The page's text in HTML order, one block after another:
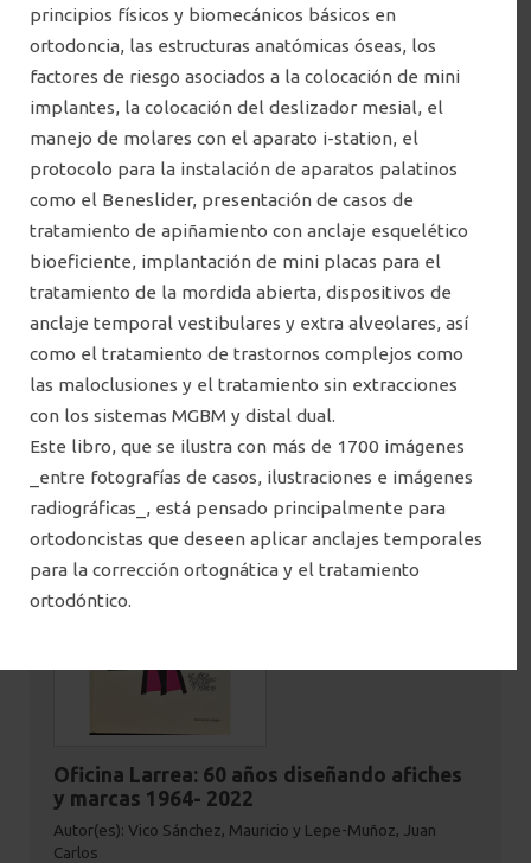
Código: 720.952 F961a 2025
Dispositivos de anclaje temporal en
ortodoncia
Autor(es): Nanda, Ravindra; Uribe, Flavio Andrés y Yadav,
Sumit
Editorial: Amolca
Código: 617.695 N176d 2022
Oficina Larrea: 60 años diseñando afiches
y marcas 1964- 2022
Autor(es): Vico Sánchez, Mauricio y Lepe-Muñoz, Juan
Carlos
principios físicos y biomecánicos básicos en
ortodoncia, las estructuras anatómicas óseas, los
factores de riesgo asociados a la colocación de mini
implantes, la colocación del deslizador mesial, el
manejo de molares con el aparato i-station, el
protocolo para la instalación de aparatos palatinos
como el Beneslider, presentación de casos de
tratamiento de apiñamiento con anclaje esquelético
bioeficiente, implantación de mini placas para el
tratamiento de la mordida abierta, dispositivos de
anclaje temporal vestibulares y extra alveolares, así
como el tratamiento de trastornos complejos como
las maloclusiones y el tratamiento sin extracciones
con los sistemas MGBM y distal dual.
Este libro, que se ilustra con más de 1700 imágenes
_entre fotografías de casos, ilustraciones e imágenes
radiográficas_, está pensado principalmente para
ortodoncistas que deseen aplicar anclajes temporales
para la corrección ortognática y el tratamiento
ortodóntico.